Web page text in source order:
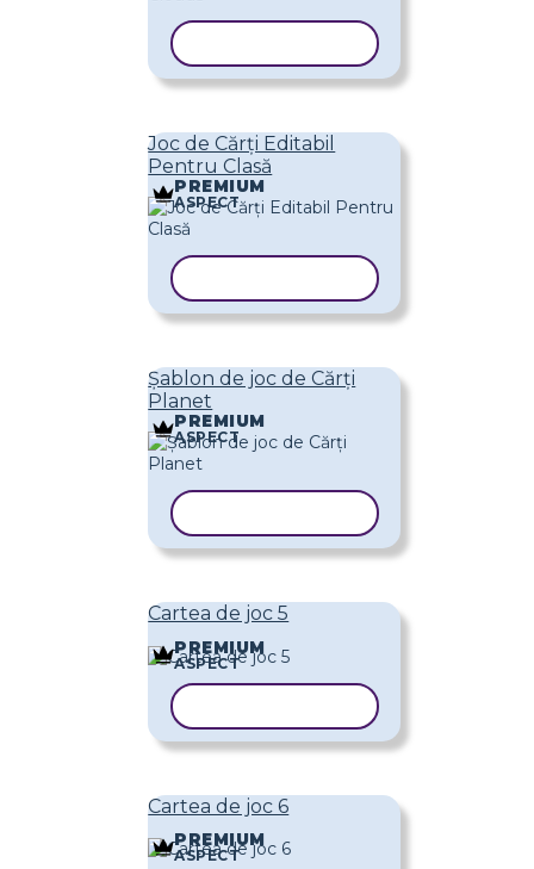
Joc de Cărți Editabil
Pentru Clasă
PREMIUM
ASPECT
Șablon de joc de Cărți
Planet
PREMIUM
ASPECT
Cartea de joc 5
PREMIUM
ASPECT
Cartea de joc 6
PREMIUM
ASPECT